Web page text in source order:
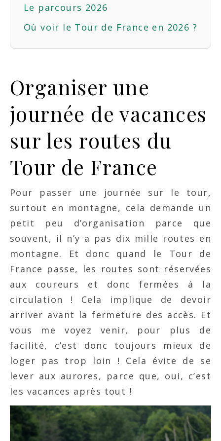
Le parcours 2026
Où voir le Tour de France en 2026 ?
Organiser une
journée de vacances
sur les routes du
Tour de France
Pour passer une journée sur le tour,
surtout en montagne, cela demande un
petit peu d’organisation parce que
souvent, il n’y a pas dix mille routes en
montagne. Et donc quand le Tour de
France passe, les routes sont réservées
aux coureurs et donc fermées à la
circulation ! Cela implique de devoir
arriver avant la fermeture des accès. Et
vous me voyez venir, pour plus de
facilité, c’est donc toujours mieux de
loger pas trop loin ! Cela évite de se
lever aux aurores, parce que, oui, c’est
les vacances après tout !